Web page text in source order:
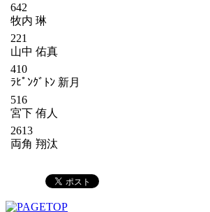
642
牧内 琳
221
山中 佑真
410
ﾗﾋﾟﾝｸﾞﾄﾝ 新月
516
宮下 侑人
2613
両角 翔汰